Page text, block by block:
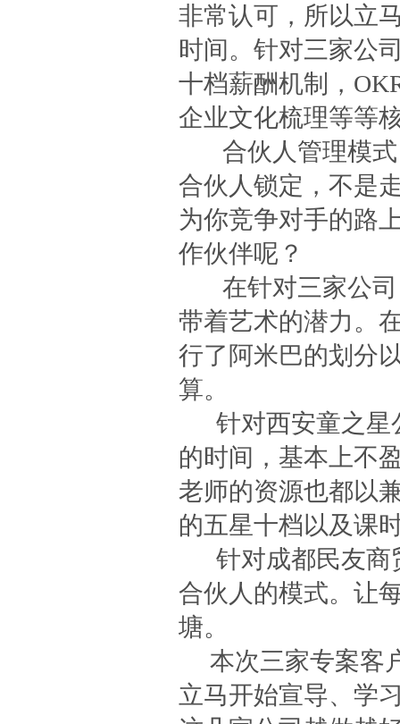
非常认可，所以立
时间。针对三家公
十档薪酬机制，
企业文化梳理等等
合伙人管理模式
合伙人锁定，不是
为你竞争对手的路
作伙伴呢？
在针对三家公司
带着艺术的潜力。
行了阿米巴的划分
算。
针对西安童之星
的时间，基本上不
老师的资源也都以
的五星十档以及课
针对成都民友商
合伙人的模式。让
塘。
本次三家专案客
立马开始宣导、学